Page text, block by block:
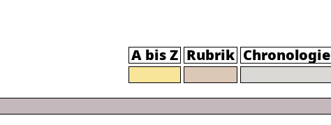
A bis Z Rubrik Chronologie